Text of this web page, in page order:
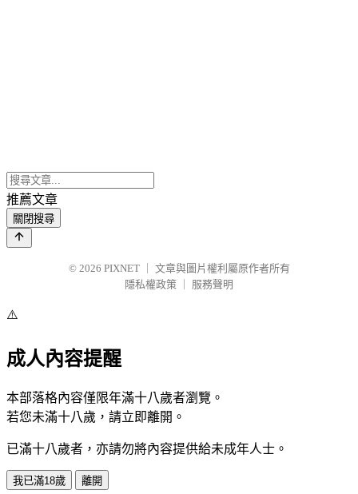
推薦文章
關閉搜尋
© 2026 PIXNET
文章與圖片權利屬原作者所有
隱私權政策
服務聲明
⚠️
成人內容提醒
本部落格內容僅限年滿十八歲者瀏覽。
若您未滿十八歲，請立即離開。
已滿十八歲者，亦請勿將內容提供給未成年人士。
我已滿18歲 離開